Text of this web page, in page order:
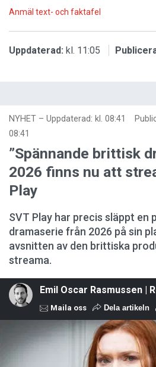
Anmäl text- och faktafel
Uppdaterad: kl. 11:05
NYHET – Uppdaterad: kl. 08:41
08:41
”Spännande brittisk
2026 finns nu att
Play
SVT Play har precis släppt en
dramaserie från 2026 på sin
avsnitten av den brittiska
streama.
Emil Oscar Rasmussen |
Maila oss Dela artikeln